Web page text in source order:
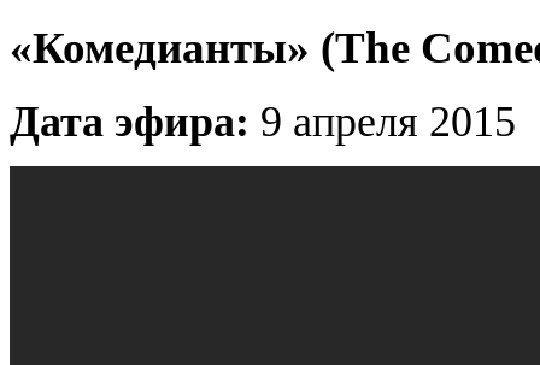
«Комедианты» (The
Дата эфира: 9 апреля 2015